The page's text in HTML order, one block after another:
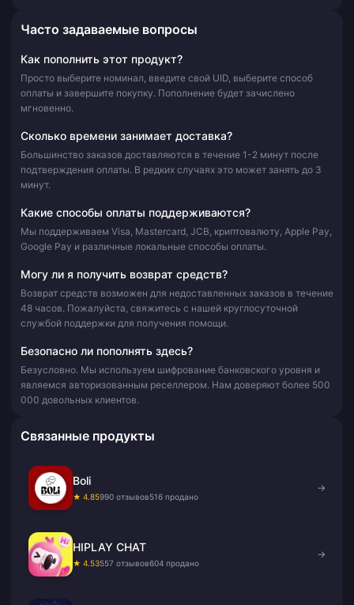
Часто задаваемые вопросы
Как пополнить этот продукт?
Просто выберите номинал, введите свой UID, выберите способ
оплаты и завершите покупку. Пополнение будет зачислено
мгновенно.
Сколько времени занимает доставка?
Большинство заказов доставляются в течение 1-2 минут после
подтверждения оплаты. В редких случаях это может занять до 3
минут.
Какие способы оплаты поддерживаются?
Мы поддерживаем Visa, Mastercard, JCB, криптовалюту, Apple Pay,
Google Pay и различные локальные способы оплаты.
Могу ли я получить возврат средств?
Возврат средств возможен для недоставленных заказов в течение
48 часов. Пожалуйста, свяжитесь с нашей круглосуточной
службой поддержки для получения помощи.
Безопасно ли пополнять здесь?
Безусловно. Мы используем шифрование банковского уровня и
являемся авторизованным реселлером. Нам доверяют более 500
000 довольных клиентов.
Связанные продукты
Boli
★ 4.85990 отзывов516 продано
→
HIPLAY CHAT
★ 4.53557 отзывов604 продано
→